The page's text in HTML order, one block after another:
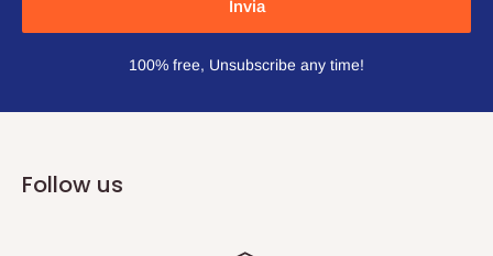
Invia
100% free, Unsubscribe any time!
Follow us